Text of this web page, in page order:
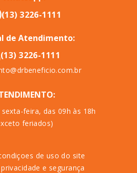
(13) 3226-1111
de Atendimento:
(13) 3226-1111
feira, das 09h às 18h
feriados)
de uso do site
e segurança